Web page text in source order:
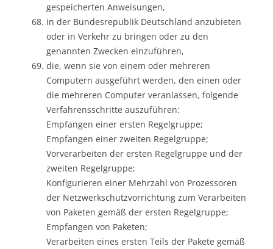
gespeicherten Anweisungen,
in der Bundesrepublik Deutschland anzubieten
oder in Verkehr zu bringen oder zu den
genannten Zwecken einzuführen,
die, wenn sie von einem oder mehreren
Computern ausgeführt werden, den einen oder
die mehreren Computer veranlassen, folgende
Verfahrensschritte auszuführen:
Empfangen einer ersten Regelgruppe;
Empfangen einer zweiten Regelgruppe;
Vorverarbeiten der ersten Regelgruppe und der
zweiten Regelgruppe;
Konfigurieren einer Mehrzahl von Prozessoren
der Netzwerkschutzvorrichtung zum Verarbeiten
von Paketen gemäß der ersten Regelgruppe;
Empfangen von Paketen;
Verarbeiten eines ersten Teils der Pakete gemäß